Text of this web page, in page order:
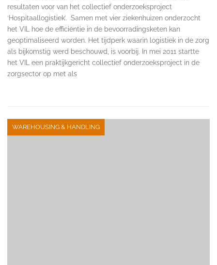
resultaten voor van het collectief onderzoeksproject
‘Hospitaallogistiek’. Samen met vier ziekenhuizen onderzocht
het VIL hoe de efficiëntie in de bevoorradingsketen kan
geoptimaliseerd worden. Het tijdperk waarin logistiek in de zorg
als bijkomstig werd beschouwd, is voorbij. In mei 2011 startte
het VIL een praktijkgericht collectief onderzoeksproject in de
zorgsector op met als
WAREHOUSING & HANDLING